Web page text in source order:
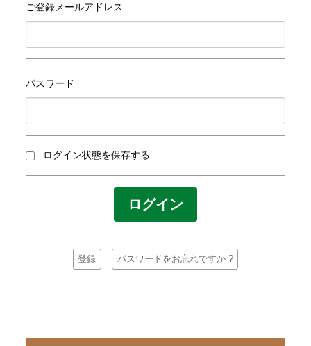
ご登録メールアドレス
パスワード
ログイン状態を保存する
登録 パスワードをお忘れですか ?